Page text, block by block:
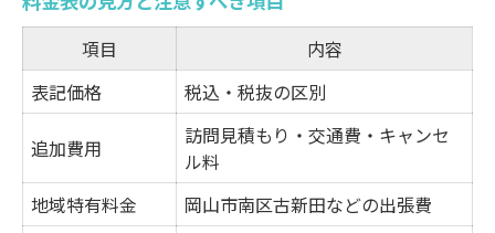
項目
内容
表記価格
税込・税抜の区別
追加費用
訪問見積もり・交通費・キャンセ
ル料
地域特有料金
岡山市南区古新田などの出張費